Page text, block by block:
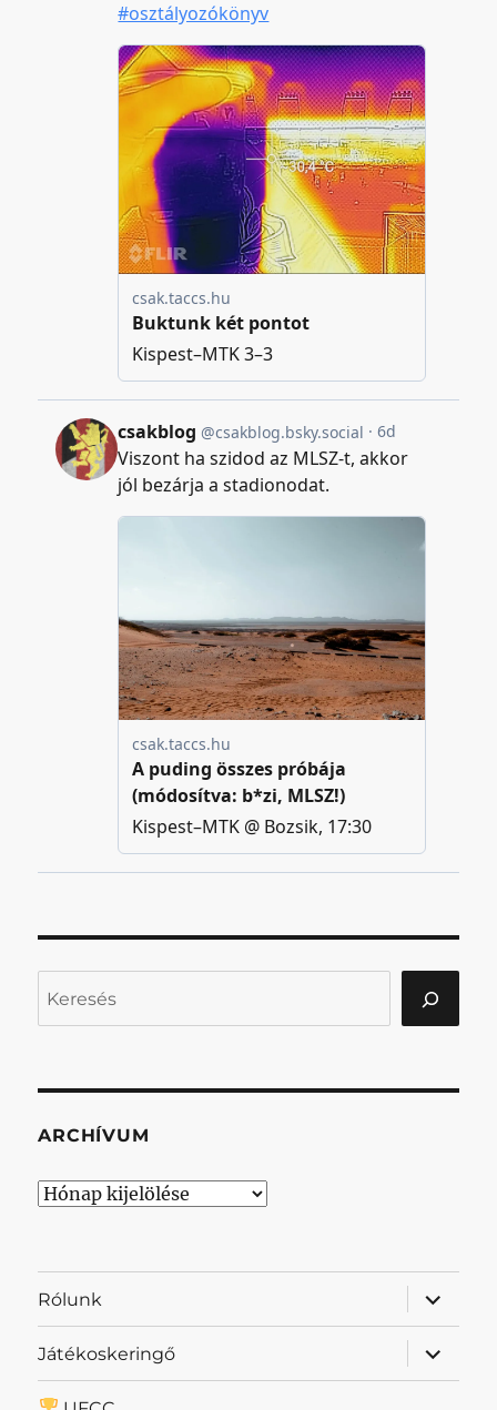
ARCHÍVUM
Archívum
Rólunk
almenü
Játékoskeringő
almenü